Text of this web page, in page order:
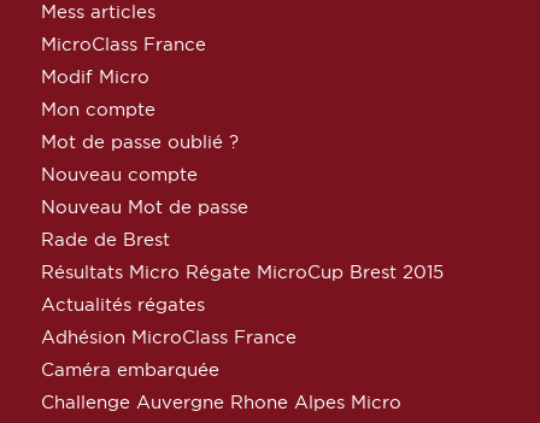
Mess articles
MicroClass France
Modif Micro
Mon compte
Mot de passe oublié ?
Nouveau compte
Nouveau Mot de passe
Rade de Brest
Résultats Micro Régate MicroCup Brest 2015
Actualités régates
Adhésion MicroClass France
Caméra embarquée
Challenge Auvergne Rhone Alpes Micro